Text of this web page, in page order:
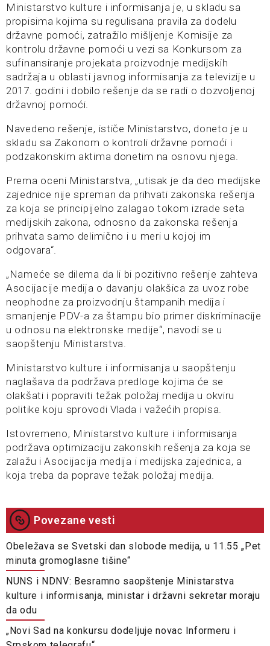
Ministarstvo kulture i informisanja je, u skladu sa
propisima kojima su regulisana pravila za dodelu
državne pomoći, zatražilo mišljenje Komisije za
kontrolu državne pomoći u vezi sa Konkursom za
sufinansiranje projekata proizvodnje medijskih
sadržaja u oblasti javnog informisanja za televizije u
2017. godini i dobilo rešenje da se radi o dozvoljenoj
državnoj pomoći.
Navedeno rešenje, ističe Ministarstvo, doneto je u
skladu sa Zakonom o kontroli državne pomoći i
podzakonskim aktima donetim na osnovu njega.
Prema oceni Ministarstva, „utisak je da deo medijske
zajednice nije spreman da prihvati zakonska rešenja
za koja se principijelno zalagao tokom izrade seta
medijskih zakona, odnosno da zakonska rešenja
prihvata samo delimično i u meri u kojoj im
odgovara“.
„Nameće se dilema da li bi pozitivno rešenje zahteva
Asocijacije medija o davanju olakšica za uvoz robe
neophodne za proizvodnju štampanih medija i
smanjenje PDV-a za štampu bio primer diskriminacije
u odnosu na elektronske medije“, navodi se u
saopštenju Ministarstva.
Ministarstvo kulture i informisanja u saopštenju
naglašava da podržava predloge kojima će se
olakšati i popraviti težak položaj medija u okviru
politike koju sprovodi Vlada i važećih propisa.
Istovremeno, Ministarstvo kulture i informisanja
podržava optimizaciju zakonskih rešenja za koja se
zalažu i Asocijacija medija i medijska zajednica, a
koja treba da poprave težak položaj medija.
Povezane vesti
Obeležava se Svetski dan slobode medija, u 11.55 „Pet
minuta gromoglasne tišine“
NUNS i NDNV: Besramno saopštenje Ministarstva
kulture i informisanja, ministar i državni sekretar moraju
da odu
„Novi Sad na konkursu dodeljuje novac Informeru i